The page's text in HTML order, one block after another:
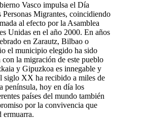
Vasco impulsa el Día
Personas Migrantes, coincidiendo
al efecto por la Asamblea
Unidas en el año 2000. En años
en Zarautz, Bilbao o
el municipio elegido ha sido
la migración de este pueblo
y Gipuzkoa es innegable y
siglo XX ha recibido a miles de
península, hoy en día los
países del mundo también
por la convivencia que
ermuarra.